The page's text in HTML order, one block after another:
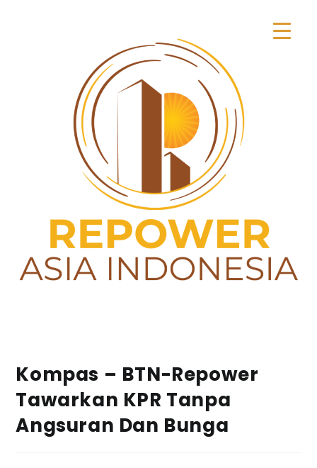
Kompas – BTN-Repower
Tawarkan KPR Tanpa
Angsuran Dan Bunga